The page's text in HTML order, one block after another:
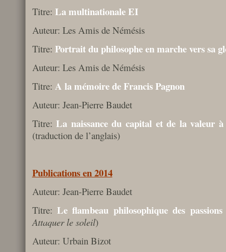
Titre: La multinationale EI
Auteur: Les Amis de Némésis
Titre: Portrait du philosophe en marche vers sa
Auteur: Les Amis de Némésis
Titre: A la mémoire de Francis Pagnon
Auteur: Jean-Pierre Baudet
Titre:La naissance du capital et de la valeur
(traduction de l’anglais)
Publications en 2014
Auteur: Jean-Pierre Baudet
Titre: Le flambeau philosophique des passions
Attaquer le soleil)
Auteur: Urbain Bizot